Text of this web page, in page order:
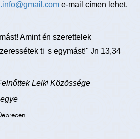
e-mail címen lehet.
Amint én szerettelek
ti is egymást!" Jn 13,34
Lelki Közössége